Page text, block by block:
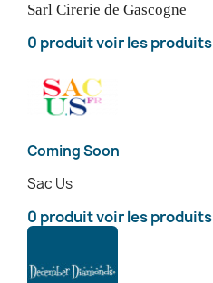
Sarl Cirerie de Gascogne
0 produitvoir les produits
Coming Soon
Sac Us
0 produitvoir les produits